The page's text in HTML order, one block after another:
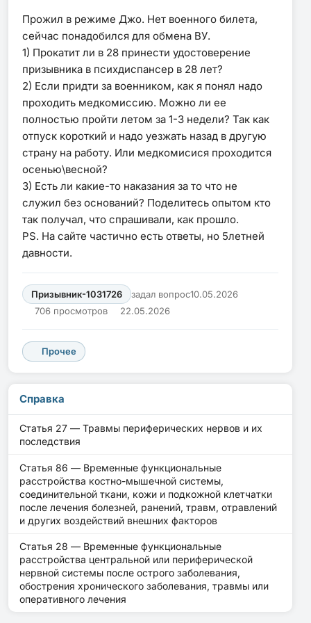
Прожил в режиме Джо. Нет военного билета,
сейчас понадобился для обмена ВУ.
1) Прокатит ли в 28 принести удостоверение
призывника в психдиспансер в 28 лет?
2) Если придти за военником, как я понял надо
проходить медкомиссию. Можно ли ее
полностью пройти летом за 1-3 недели? Так как
отпуск короткий и надо уезжать назад в другую
страну на работу. Или медкомисися проходится
осенью\весной?
3) Есть ли какие-то наказания за то что не
служил без оснований? Поделитесь опытом кто
так получал, что спрашивали, как прошло.
PS. На сайте частично есть ответы, но 5летней
давности.
Призывник-1031726 задал вопрос10.05.2026
706 просмотров
22.05.2026
Прочее
Справка
Статья 27 — Травмы периферических нервов и их
последствия
Статья 86 — Временные функциональные
расстройства костно-мышечной системы,
соединительной ткани, кожи и подкожной клетчатки
после лечения болезней, ранений, травм, отравлений
и других воздействий внешних факторов
Статья 28 — Временные функциональные
расстройства центральной или периферической
нервной системы после острого заболевания,
обострения хронического заболевания, травмы или
оперативного лечения